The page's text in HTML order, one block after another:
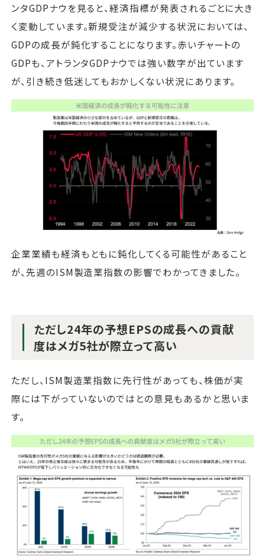
ンタGDPナウを見ると、経済指標が発表されるごとに大き
く変動しています。新規受注が減少する状況においては、
GDPの成長が鈍化することになります。赤いチャートの
GDPも、アトランタGDPナウでは強い数字が出ています
が、引き続き低迷してもおかしくない状況にあります。
企業業績も経済もともに鈍化してくる可能性があること
が、先週のISM製造業指数の影響でわかってきました。
ただし24年の予想EPSの成長への貢献
度はメガ5社が際立って高い
ただし、ISM製造業指数に先行性があっても、株価が実
際には下がっていないのではとの意見もあるかと思いま
す。